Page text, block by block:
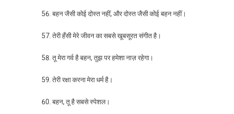
बहन जैसी कोई दोस्त नहीं, और दोस्त जैसी कोई बहन नहीं।
तेरी हँसी मेरे जीवन का सबसे खूबसूरत संगीत है।
तू मेरा गर्व है बहन, तुझ पर हमेशा नाज़ रहेगा।
तेरी रक्षा करना मेरा धर्म है।
बहन, तू है सबसे स्पेशल।